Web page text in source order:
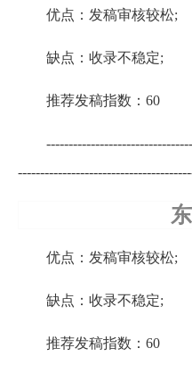
优点：发稿审核较松;
缺点：收录不稳定;
推荐发稿指数：60
优点：发稿审核较松;
缺点：收录不稳定;
推荐发稿指数：60